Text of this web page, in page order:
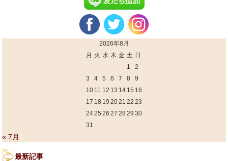
2026年8月
月 火 水 木 金 土 日
1
2
3
4 5 6 7 8
9
10 11 12 13 14 15 16
17 18 19 2021 22 23
2425 26 27 28 29 30
31
« 7月
最新記事